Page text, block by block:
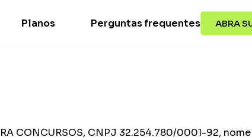
Planos Perguntas frequentes ABRA
CONCURSOS, CNPJ 32.254.780/0001-92,